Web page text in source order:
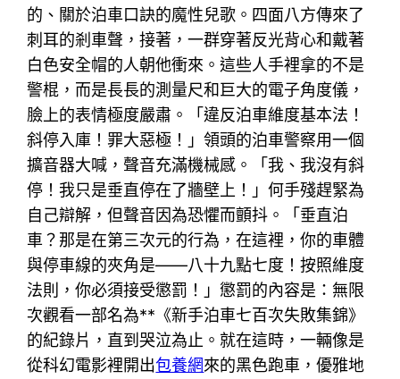
的、關於泊車口訣的魔性兒歌。四面八方傳來了
刺耳的剎車聲，接著，一群穿著反光背心和戴著
白色安全帽的人朝他衝來。這些人手裡拿的不是
警棍，而是長長的測量尺和巨大的電子角度儀，
臉上的表情極度嚴肅。「違反泊車維度基本法！
斜停入庫！罪大惡極！」領頭的泊車警察用一個
擴音器大喊，聲音充滿機械感。「我、我沒有斜
停！我只是垂直停在了牆壁上！」何手殘趕緊為
自己辯解，但聲音因為恐懼而顫抖。「垂直泊
車？那是在第三次元的行為，在這裡，你的車體
與停車線的夾角是——八十九點七度！按照維度
法則，你必須接受懲罰！」懲罰的內容是：無限
次觀看一部名為**《新手泊車七百次失敗集錦》
的紀錄片，直到哭泣為止。就在這時，一輛像是
從科幻電影裡開出包養網來的黑色跑車，優雅地